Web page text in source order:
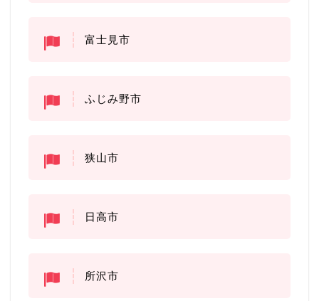
富士見市
ふじみ野市
狭山市
日高市
所沢市